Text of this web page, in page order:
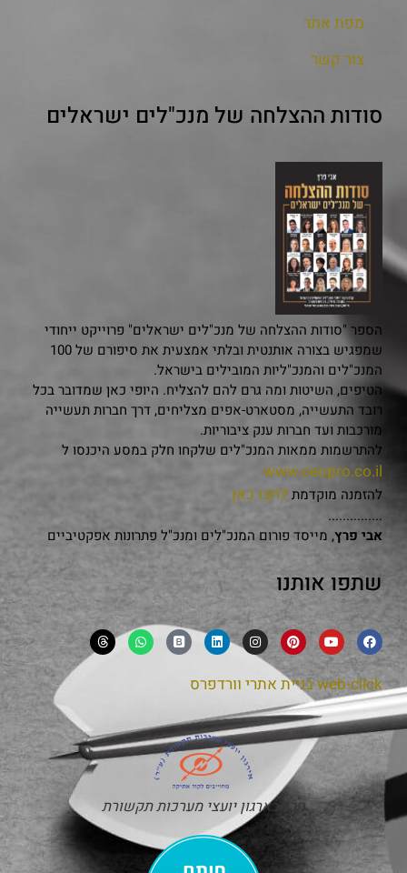
מפת אתר
צור קשר
סודות ההצלחה של מנכ"לים ישראלים
הספר "סודות ההצלחה של מנכ"לים ישראלים" פרוייקט ייחודי
שמפגיש בצורה אותנטית ובלתי אמצעית את סיפורם של 100
המנכ"לים והמנכ"ליות המובילים בישראל.
הטיפים, השיטות ומה גרם להם להצליח. היופי כאן שמדובר בכל
רובד התעשייה, מסטארט-אפים מצליחים, דרך חברות תעשייה
מורכבות ועד חברות ענק ציבוריות.
להתרשמות ממאות המנכ"לים שלקחו חלק במסע היכנסו ל
www.ceopro.co.il
להזמנה מוקדמת לחצו כאן
...............
אבי פרץ, מייסד פורום המנכ"לים ומנכ"ל פתרונות אפקטיביים
שתפו אותנו
web-clickבניית אתרי וורדפרס
חבר בארגון יועצי מערכות תקשורת